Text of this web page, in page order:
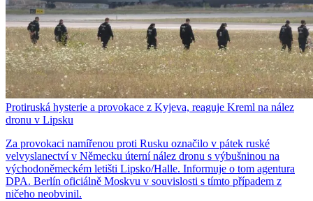
Protiruská hysterie a provokace z Kyjeva, reaguje Kreml na nález
dronu v Lipsku
Za provokaci namířenou proti Rusku označilo v pátek ruské
velvyslanectví v Německu úterní nález dronu s výbušninou na
východoněmeckém letišti Lipsko/Halle. Informuje o tom agentura
DPA. Berlín oficiálně Moskvu v souvislosti s tímto případem z
ničeho neobvinil.